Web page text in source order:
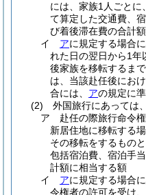
には、家族1人ごとに
て算定した交通費、
び着後滞在費の合計
イ
アに規定する場合
れた日の翌日から1年
後家族を移転するま
は、当該赴任後にお
合には、 アの規定に
(2)
外国旅行にあっては
ア
赴任の際旅行命令
新居住地に移転する
その移転をするもの
包括宿泊費、宿泊手
計額に相当する額
イ
アに規定する場合
令権者の許可を受け